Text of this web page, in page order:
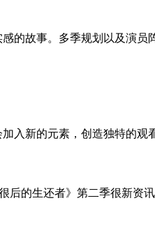
故事。多季规划以及演员
入新的元素，创造独特的观
后的生还者》第二季很新资